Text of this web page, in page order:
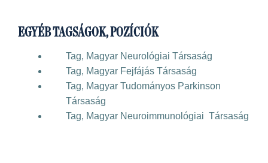
EGYÉB TAGSÁGOK, POZÍCIÓK
Tag, Magyar Neurológiai Társaság
Tag, Magyar Fejfájás Társaság
Tag, Magyar Tudományos Parkinson
Társaság
Tag, Magyar Neuroimmunológiai Társaság